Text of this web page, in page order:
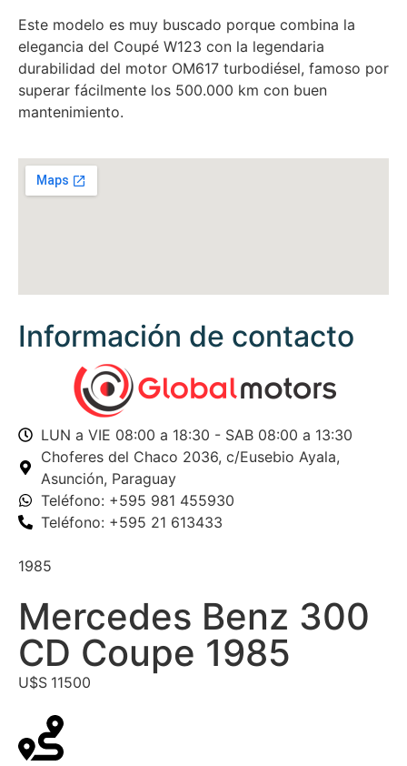
Este modelo es muy buscado porque combina la
elegancia del Coupé W123 con la legendaria
durabilidad del motor OM617 turbodiésel, famoso por
superar fácilmente los 500.000 km con buen
mantenimiento.
Información de contacto
LUN a VIE 08:00 a 18:30 - SAB 08:00 a 13:30
Choferes del Chaco 2036, c/Eusebio Ayala,
Asunción, Paraguay
Teléfono: +595 981 455930
Teléfono: +595 21 613433
1985
Mercedes Benz 300
CD Coupe 1985
U$S 11500